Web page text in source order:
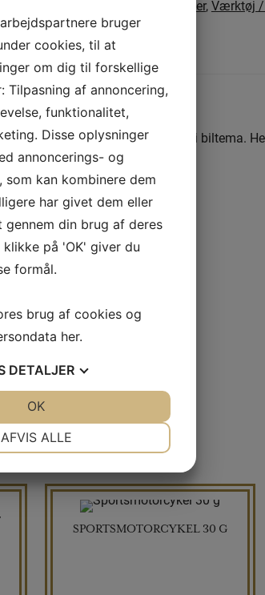
Små gaveæsker,Værktøj
med detaljerede chokolader i biltema.
fra første blik.
SPORTSMOTORCYKEL 30 G
bruger
cookies, til at
om dig til forskellige
Tilpasning af annoncering,
funktionalitet,
Disse oplysninger
annoncerings- og
som kan kombinere dem
har givet dem eller
gennem din brug af deres
på 'OK' giver du
formål.
brug af cookies og
her.
DETALJER
STATISTIK
AFVIS ALLE
OK